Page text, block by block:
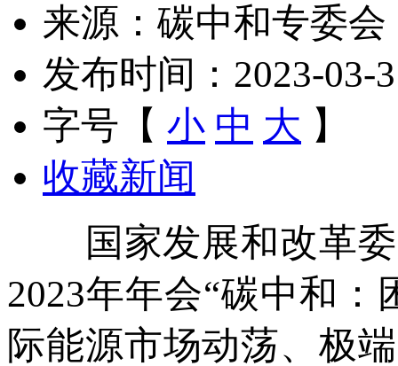
来源：碳中和专委会
发布时间：2023-03-
字号【 小 中 大 】
收藏新闻
国家发展和改革委
2023年年会“碳中和
际能源市场动荡、极